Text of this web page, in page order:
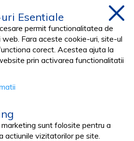
Esentiale
permit functionalitatea de
Fara aceste cookie-uri, site-ul
corect. Acestea ajuta la
prin activarea functionalitatii
sunt folosite pentru a
actiunile vizitatorilor pe site.